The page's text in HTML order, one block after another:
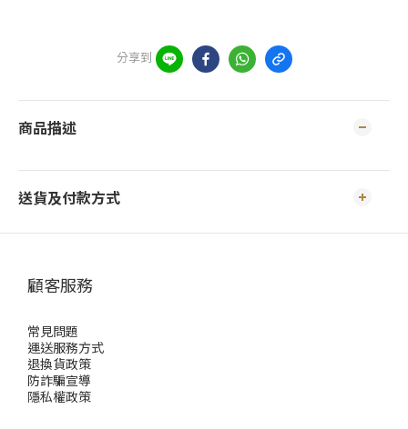
分享到
商品描述
送貨及付款方式
顧客服務
常見問題
運送服務方式
退換貨政策
防詐騙宣導
隱私權政策